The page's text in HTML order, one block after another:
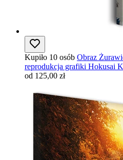
Kupiło 10 osób Obraz
reprodukcja grafiki Hokusai
od 125,00 zł